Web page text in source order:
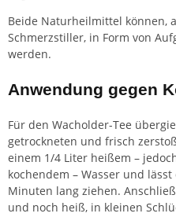
Beide Naturheilmittel können,
Schmerzstiller, in Form von
werden.
Anwendung gegen
Für den Wacholder-Tee
getrockneten und frisch
einem 1/4 Liter heißem –
kochendem – Wasser und
Minuten lang ziehen.
und noch heiß, in kleinen